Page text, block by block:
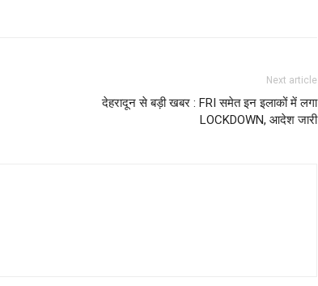
Next article
देहरादून से बड़ी खबर : FRI समेत इन इलाकों में लगा
LOCKDOWN, आदेश जारी